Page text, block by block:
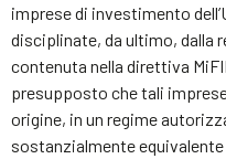
imprese di investimento
disciplinate, da ultimo, dalla
contenuta nella direttiva
presupposto che tali
origine, in un regime
sostanzialmente equivalente